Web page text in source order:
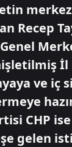
Recep
İl
ve iç
CHP
gelen